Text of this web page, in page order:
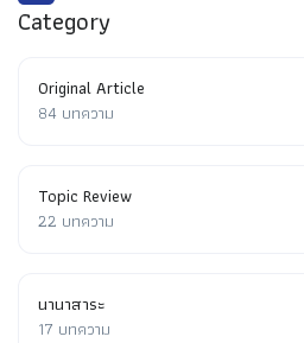
Category
Original Article
84 บทความ
Topic Review
22 บทความ
นานาสาระ
17 บทความ